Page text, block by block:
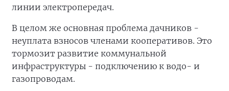
линии электропередач.
В целом же основная проблема дачников -
неуплата взносов членами кооперативов. Это
тормозит развитие коммунальной
инфраструктуры - подключению к водо- и
газопроводам.